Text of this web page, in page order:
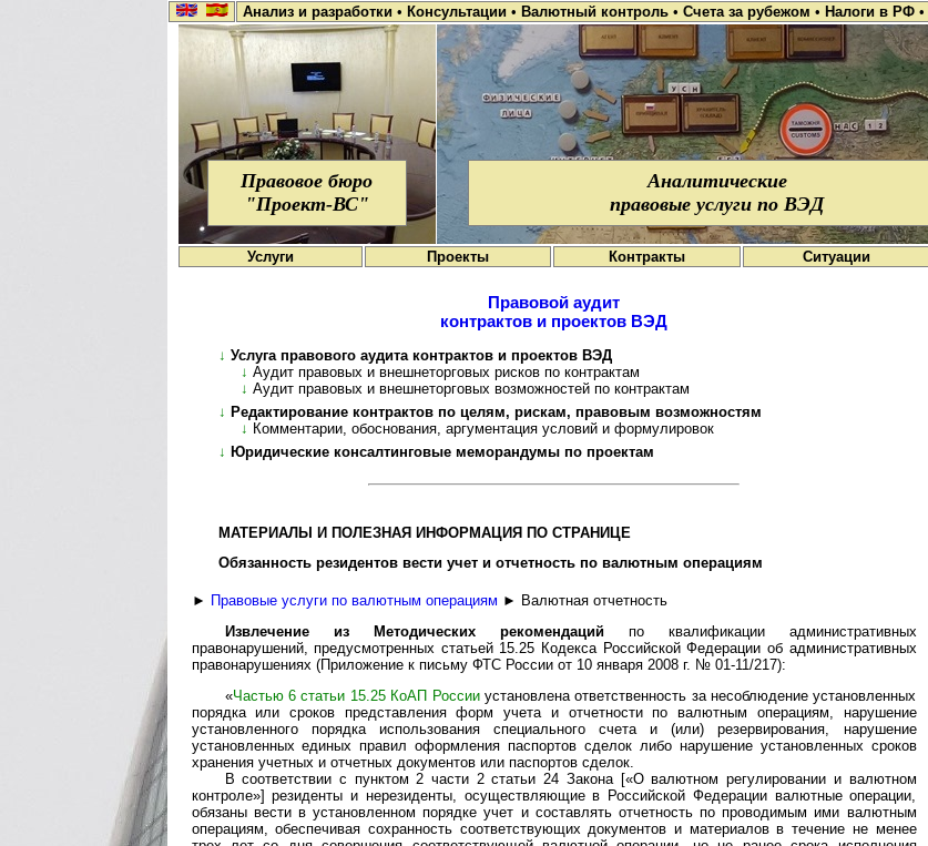
Анализ и разработки • Консультации • Валютный контроль • Счета за рубежом • Налоги в РФ •
Правовое бюро
"Проект-ВС"
Аналитические
правовые услуги по ВЭД
Услуги Проекты Контракты Ситуации
Правовой аудит
контрактов и проектов ВЭД
↓ Услуга правового аудита контрактов и проектов ВЭД
↓ Аудит правовых и внешнеторговых рисков по контрактам
↓ Аудит правовых и внешнеторговых возможностей по контрактам
↓ Редактирование контрактов по целям, рискам, правовым возможностям
↓ Комментарии, обоснования, аргументация условий и формулировок
↓ Юридические консалтинговые меморандумы по проектам
МАТЕРИАЛЫ И ПОЛЕЗНАЯ ИНФОРМАЦИЯ ПО СТРАНИЦЕ
Обязанность резиден­тов вести учет и отчетность по валютным операциям
► Правовые услуги по валютным операциям ► Валютная отчетность
Извлечение из Методических рекомендацийпо квалификации админи­стративных
правонарушений, предусмотренных статьей 15.25 Кодекса Рос­сийской Федерации об административных
правонарушениях (Приложение к письму ФТС России от 10 января 2008 г. № 01-11/217):
«Частью 6 статьи 15.25 КоАП Россииустановлена ответственность за несо­блюдение установленных
порядка или сроков представления форм учета и отчетности по валютным операциям, нарушение
установленного порядка использования специального счета и (или) резервирования, нарушение
установленных единых правил оформления паспортов сделок либо нарушение установленных сроков
хранения учетных и отчетных документов или паспортов сделок.
В соответствии с пунктом 2 части 2 статьи 24 Закона [«О валютном регулировании и валютном
контроле»] резиденты и нерезиденты, осущест­вляющие в Российской Федерации валютные операции,
обязаны вести в установленном порядке учет и составлять отчетность по проводимым ими валютным
операциям, обеспечивая сохранность соответствующих документов и материалов в течение не менее